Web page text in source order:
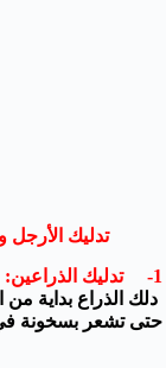
تدليك
1- تدليك الذراعين:
دلك الذراع بداية
حتى تشعر بسخونة